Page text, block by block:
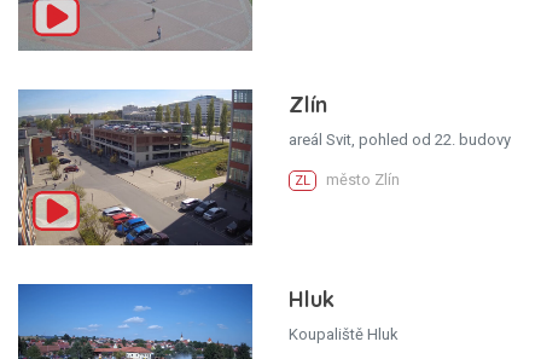
Zlín
areál Svit, pohled od 22. budovy
ZL město Zlín
Hluk
Koupaliště Hluk